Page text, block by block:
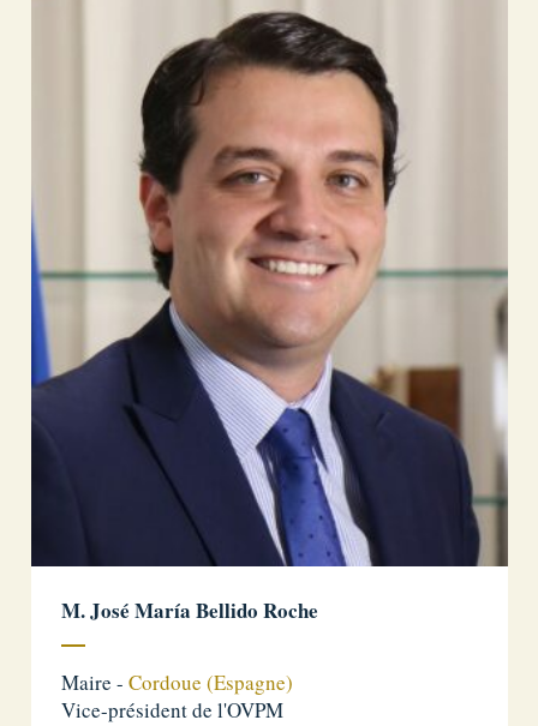
M. José María Bellido Roche
Maire - Cordoue (Espagne)
Vice-président de l'OVPM